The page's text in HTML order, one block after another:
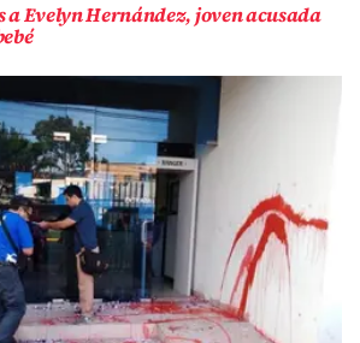
a Evelyn Hernández, joven acusada